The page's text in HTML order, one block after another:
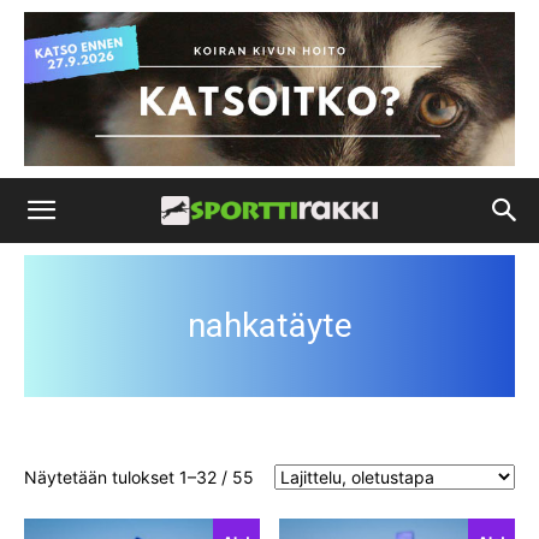
nahkatäyte
Näytetään tulokset 1–32 / 55